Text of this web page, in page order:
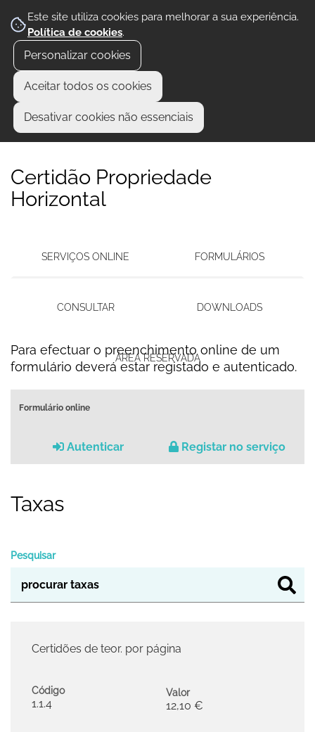
Este site utiliza cookies para melhorar a sua experiência.
Política de cookies.
Personalizar cookies
Aceitar todos os cookies
Desativar cookies não essenciais
Certidão Propriedade
Horizontal
SERVIÇOS ONLINE FORMULÁRIOS
CONSULTAR DOWNLOADS
ÁREA RESERVADA
Para efectuar o preenchimento online de um
formulário deverá estar registado e autenticado.
Formulário online
Autenticar Registar no serviço
Taxas
Pesquisar
Código
1.1.4
Certidões de teor. por página
Valor
12,10 €